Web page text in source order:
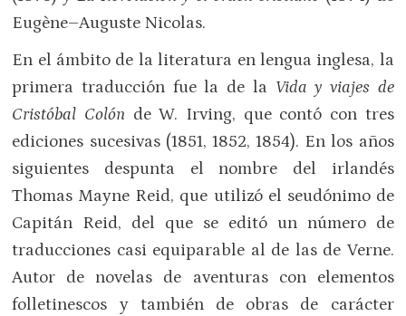
Eugène–Auguste Nicolas.
En el ámbito de la literatura en lengua inglesa, la
primera traducción fue la de la Vida y viajes de
Cristóbal Colón de W. Irving, que contó con tres
ediciones sucesivas (1851, 1852, 1854). En los años
siguientes despunta el nombre del irlandés
Thomas Mayne Reid, que utilizó el seudónimo de
Capitán Reid, del que se editó un número de
traducciones casi equiparable al de las de Verne.
Autor de novelas de aventuras con elementos
folletinescos y también de obras de carácter